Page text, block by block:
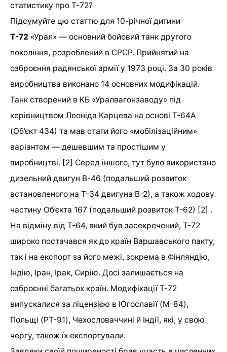
статистику про Т-72?
Підсумуйте цю статтю для 10-річної дитини
Т-72 «Урал» — основний бойовий танк другого
покоління, розроблений в СРСР. Прийнятий на
озброєння радянської армії у 1973 році. За 30 років
виробництва виконано 14 основних модифікацій.
Танк створений в КБ «Уралвагонзаводу» під
керівництвом Леоніда Карцева на основі Т-64А
(Об’єкт 434) та мав стати його «мобілізаційним»
варіантом — дешевшим та простішим у
виробництві. [2] Серед іншого, тут було використано
дизельний двигун В-46 (подальший розвиток
встановленого на Т-34 двигуна В-2), а також ходову
частину Об’єкта 167 (подальший розвиток Т-62) [2] .
На відміну від Т-64, який був засекречений, Т-72
широко постачався як до країн Варшавського пакту,
так і на експорт за його межі, зокрема в Фінляндію,
Індію, Іран, Ірак, Сирію. Досі залишається на
озброєнні багатьох країн. Модифікації Т-72
випускалися за ліцензією в Югославії (M-84),
Польщі (PT-91), Чехословаччині й Індії, які, у свою
чергу, також їх експортували.